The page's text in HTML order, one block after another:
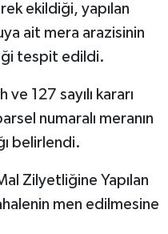
ekildiği, yapılan
ait mera arazisinin
tespit edildi.
127 sayılı kararı
numaralı meranın
belirlendi.
Zilyetliğine Yapılan
men edilmesine